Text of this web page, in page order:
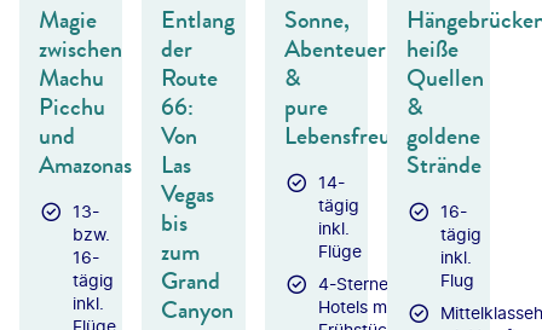
Magie
zwischen
Machu
Picchu
und
Amazonas
13-
bzw.
16-
tägig
inkl.
Flüge
Entlang
der
Route
66:
Von
Las
Vegas
bis
zum
Grand
Canyon
Sonne,
Abenteuer
&
pure
Lebensfreude
14-
tägig
inkl.
Flüge
4-Sterne-
Hotels mit
heiße
Quellen
&
goldene
Strände
16-
tägig
inkl.
Flug